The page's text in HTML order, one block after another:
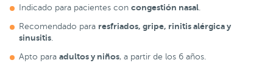
Indicado para pacientes con congestión nasal
Recomendado para resfriados, gripe, rinitis alérgica y
sinusitis
Apto para adultos y niños, a partir de los 6 años.